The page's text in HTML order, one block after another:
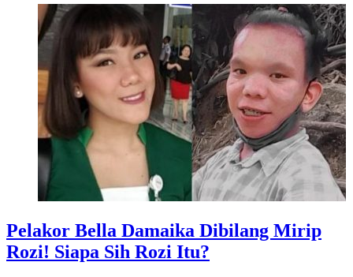
Pelakor Bella Damaika Dibilang Mirip
Rozi! Siapa Sih Rozi Itu?